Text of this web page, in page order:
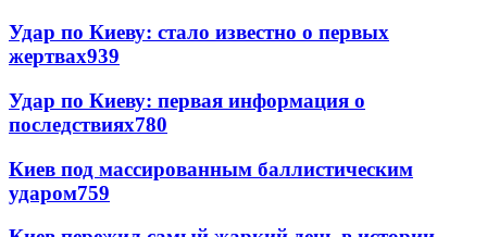
Удар по Киеву: стало известно о первых
жертвах939
Удар по Киеву: первая информация о
последствиях780
Киев под массированным баллистическим
ударом759